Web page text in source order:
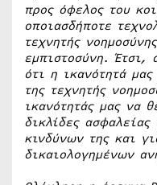
προς όφελος του
οποιασδήποτε
τεχνητής
εμπιστοσύνη. Έτσι,
ότι η ικανότητά
της τεχνητής
ικανότητάς μας να
δικλίδες
κινδύνων της και
δικαιολογημένων